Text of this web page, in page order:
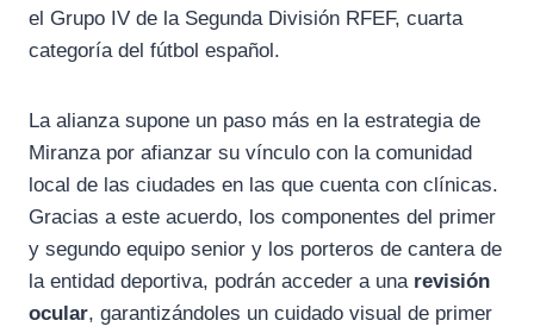
el Grupo IV de la Segunda División RFEF, cuarta
categoría del fútbol español.
La alianza supone un paso más en la estrategia de
Miranza por afianzar su vínculo con la comunidad
local de las ciudades en las que cuenta con clínicas.
Gracias a este acuerdo, los componentes del primer
y segundo equipo senior y los porteros de cantera de
la entidad deportiva, podrán acceder a una revisión
ocular, garantizándoles un cuidado visual de primer